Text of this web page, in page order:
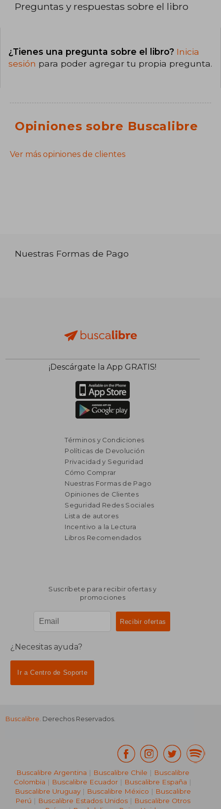
Preguntas y respuestas sobre el libro
¿Tienes una pregunta sobre el libro? Inicia
sesión para poder agregar tu propia pregunta.
Opiniones sobre Buscalibre
Ver más opiniones de clientes
Nuestras Formas de Pago
¡Descárgate la App GRATIS!
Términos y Condiciones
Políticas de Devolución
Privacidad y Seguridad
Cómo Comprar
Nuestras Formas de Pago
Opiniones de Clientes
Seguridad Redes Sociales
Lista de autores
Incentivo a la Lectura
Libros Recomendados
Suscríbete para recibir ofertas y
promociones
¿Necesitas ayuda?
Ir a Centro de Soporte
Buscalibre . Derechos Reservados.
Buscalibre Argentina | Buscalibre Chile | Buscalibre
Colombia | Buscalibre Ecuador | Buscalibre España |
Buscalibre Uruguay| Buscalibre México | Buscalibre
Perú | Buscalibre Estados Unidos| Buscalibre Otros